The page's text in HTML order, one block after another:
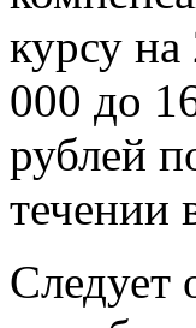
курсу
000 до
рублей
течении
Следует